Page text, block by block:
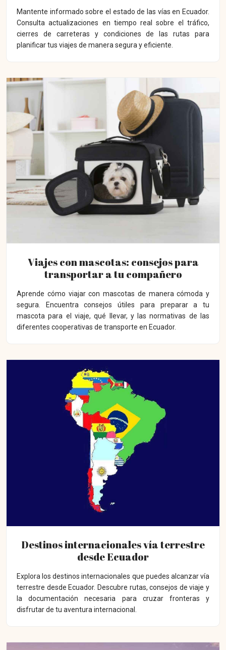
Mantente informado sobre el estado de las vías en Ecuador.
Consulta actualizaciones en tiempo real sobre el tráfico,
cierres de carreteras y condiciones de las rutas para
planificar tus viajes de manera segura y eficiente.
Viajes con mascotas: consejos para
transportar a tu compañero
Aprende cómo viajar con mascotas de manera cómoda y
segura. Encuentra consejos útiles para preparar a tu
mascota para el viaje, qué llevar, y las normativas de las
diferentes cooperativas de transporte en Ecuador.
Destinos internacionales vía terrestre
desde Ecuador
Explora los destinos internacionales que puedes alcanzar vía
terrestre desde Ecuador. Descubre rutas, consejos de viaje y
la documentación necesaria para cruzar fronteras y
disfrutar de tu aventura internacional.